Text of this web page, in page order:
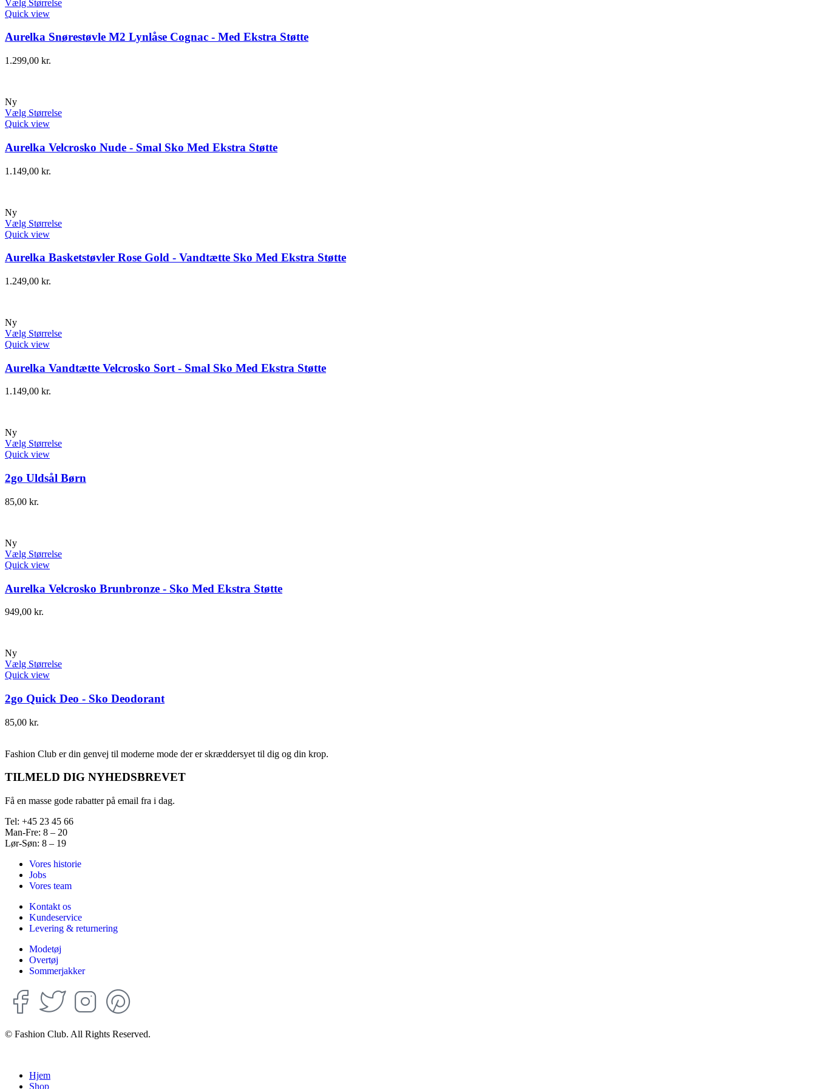
Vælg Størrelse
Quick view
Aurelka Snørestøvle M2 Lynlåse Cognac - Med Ekstra Støtte
1.299,00 kr.
Ny
Vælg Størrelse
Quick view
Aurelka Velcrosko Nude - Smal Sko Med Ekstra Støtte
1.149,00 kr.
Ny
Vælg Størrelse
Quick view
Aurelka Basketstøvler Rose Gold - Vandtætte Sko Med Ekstra Støtte
1.249,00 kr.
Ny
Vælg Størrelse
Quick view
Aurelka Vandtætte Velcrosko Sort - Smal Sko Med Ekstra Støtte
1.149,00 kr.
Ny
Vælg Størrelse
Quick view
2go Uldsål Børn
85,00 kr.
Ny
Vælg Størrelse
Quick view
Aurelka Velcrosko Brunbronze - Sko Med Ekstra Støtte
949,00 kr.
Ny
Vælg Størrelse
Quick view
2go Quick Deo - Sko Deodorant
85,00 kr.
Fashion Club er din genvej til moderne mode der er skræddersyet til dig og din krop.
TILMELD DIG NYHEDSBREVET
Få en masse gode rabatter på email fra i dag.
Tel: +45 23 45 66
Man-Fre: 8 – 20
Lør-Søn: 8 – 19
Vores historie
Jobs
Vores team
Kontakt os
Kundeservice
Levering & returnering
Modetøj
Overtøj
Sommerjakker
© Fashion Club. All Rights Reserved.
Hjem
Shop